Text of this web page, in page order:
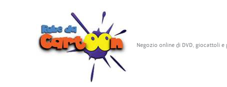
Negozio online di DVD, giocattoli e